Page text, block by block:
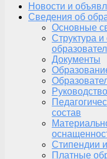
Новости и
Сведения об
Основные
Структура
Документы
Руководство
состав
Стипендии
Платные